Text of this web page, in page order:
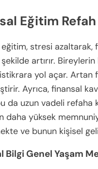
Eğitim
stresi azaltarak,
artırır.
yol açar. Artan
Ayrıca, finansal
da uzun vadeli refaha
daha yüksek
ve bunun kişisel
Bilgi Genel Yaşam